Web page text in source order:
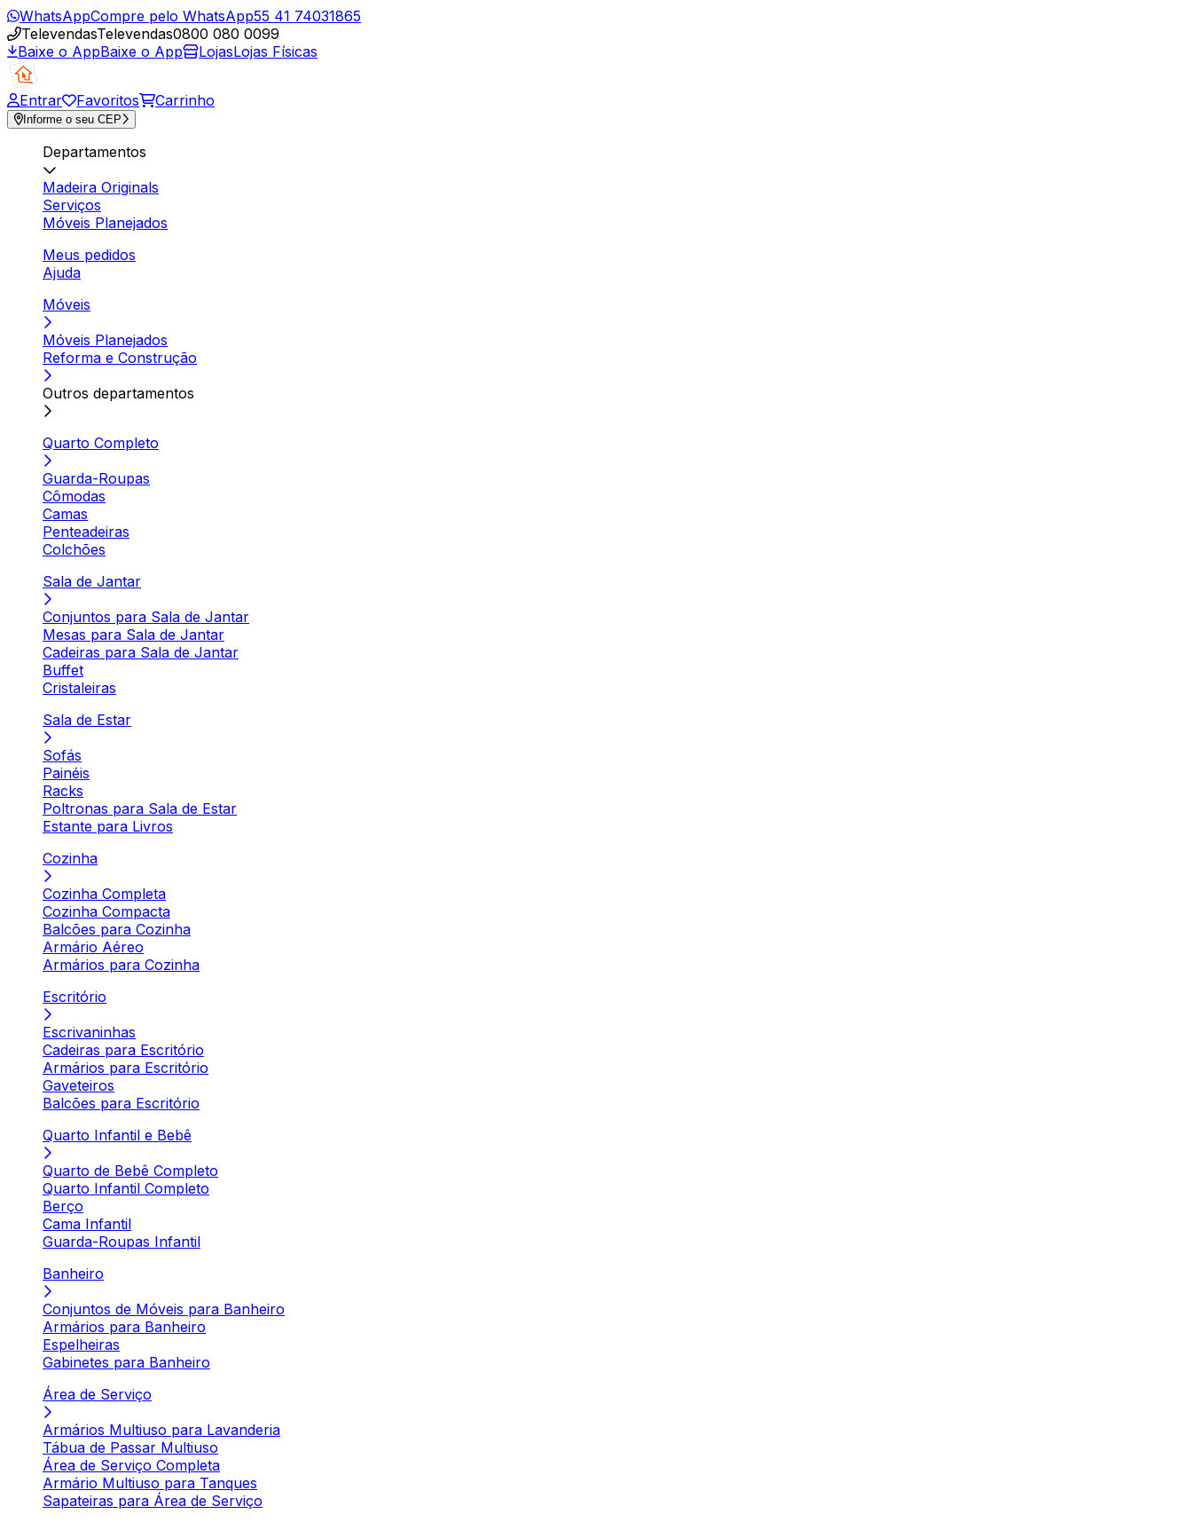
WhatsAppCompre pelo WhatsApp55 41 74031865
TelevendasTelevendas0800 080 0099
Baixe o AppBaixe o App LojasLojas Físicas
Entrar Favoritos Carrinho
Informe o seu CEP
Departamentos
Madeira Originals
Serviços
Móveis Planejados
Meus pedidos
Ajuda
Móveis
Móveis Planejados
Reforma e Construção
Outros departamentos
Quarto Completo
Guarda-Roupas
Cômodas
Camas
Penteadeiras
Colchões
Sala de Jantar
Conjuntos para Sala de Jantar
Mesas para Sala de Jantar
Cadeiras para Sala de Jantar
Buffet
Cristaleiras
Sala de Estar
Sofás
Painéis
Racks
Poltronas para Sala de Estar
Estante para Livros
Cozinha
Cozinha Completa
Cozinha Compacta
Balcões para Cozinha
Armário Aéreo
Armários para Cozinha
Escritório
Escrivaninhas
Cadeiras para Escritório
Armários para Escritório
Gaveteiros
Balcões para Escritório
Quarto Infantil e Bebê
Quarto de Bebê Completo
Quarto Infantil Completo
Berço
Cama Infantil
Guarda-Roupas Infantil
Banheiro
Conjuntos de Móveis para Banheiro
Armários para Banheiro
Espelheiras
Gabinetes para Banheiro
Área de Serviço
Armários Multiuso para Lavanderia
Tábua de Passar Multiuso
Área de Serviço Completa
Armário Multiuso para Tanques
Sapateiras para Área de Serviço